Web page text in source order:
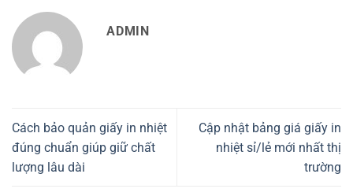
ADMIN
Cách bảo quản giấy in nhiệt
đúng chuẩn giúp giữ chất
lượng lâu dài
Cập nhật bảng giá giấy in
nhiệt sỉ/lẻ mới nhất thị
trường